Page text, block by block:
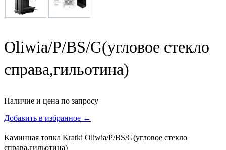
Oliwia/P/BS/G(угловое стекло
справа,гильотина)
Наличие и цена по запросу
Добавить в избранное ←
Каминная топка Kratki Oliwia/P/BS/G(угловое стекло
справа,гильотина)